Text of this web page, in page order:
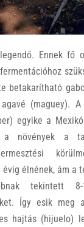
Ennek fő
betakarítható
(maguey).
egyike a
a növények a
évig élnének, ám a
tekintett
Így esik meg
hajtás (hijuelo)